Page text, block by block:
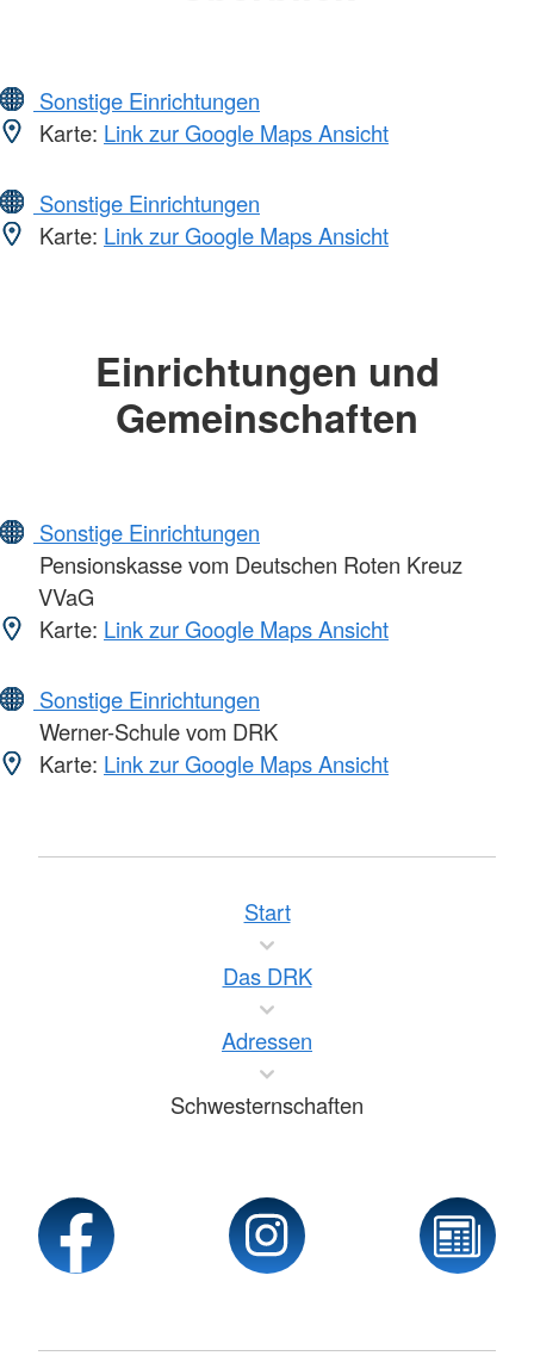
Sonstige Einrichtungen
Karte: Link zur Google Maps Ansicht
Sonstige Einrichtungen
Karte: Link zur Google Maps Ansicht
Einrichtungen und
Gemeinschaften
Sonstige Einrichtungen
Pensionskasse vom Deutschen Roten Kreuz
VVaG
Karte: Link zur Google Maps Ansicht
Sonstige Einrichtungen
Werner-Schule vom DRK
Karte: Link zur Google Maps Ansicht
Start
Das DRK
Adressen
Schwesternschaften